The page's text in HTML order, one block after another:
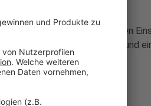
werden sollen.
haben sich bisher gegen den
gut sind und